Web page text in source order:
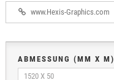
www.Hexis-Graphics.com
ABMESSUNG (MM X M)